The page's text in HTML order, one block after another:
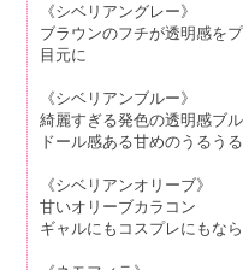
《シベリアングレー》
ブラウンのフチが透明感を
目元に
《シベリアンブルー》
綺麗すぎる発色の透明感ブル
ドール感ある甘めのうるう
《シベリアンオリーブ》
甘いオリーブカラコン
ギャルにもコスプレにもな